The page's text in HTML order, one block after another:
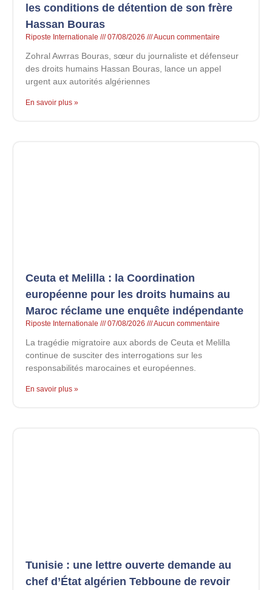
les conditions de détention de son frère
Hassan Bouras
Riposte Internationale 07/08/2026 Aucun commentaire
Zohral Awrras Bouras, sœur du journaliste et défenseur
des droits humains Hassan Bouras, lance un appel
urgent aux autorités algériennes
En savoir plus »
Ceuta et Melilla : la Coordination
européenne pour les droits humains au
Maroc réclame une enquête indépendante
Riposte Internationale 07/08/2026 Aucun commentaire
La tragédie migratoire aux abords de Ceuta et Melilla
continue de susciter des interrogations sur les
responsabilités marocaines et européennes.
En savoir plus »
Tunisie : une lettre ouverte demande au
chef d’État algérien Tebboune de revoir